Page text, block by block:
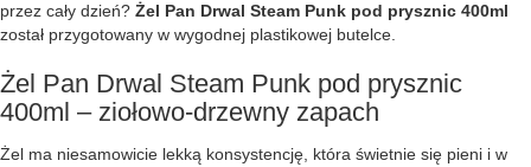
przez cały dzień? Żel Pan Drwal Steam Punk pod prysznic 400ml
został przygotowany w wygodnej plastikowej butelce.
Żel Pan Drwal Steam Punk pod prysznic
400ml – ziołowo-drzewny zapach
Żel ma niesamowicie lekką konsystencję, która świetnie się pieni i w